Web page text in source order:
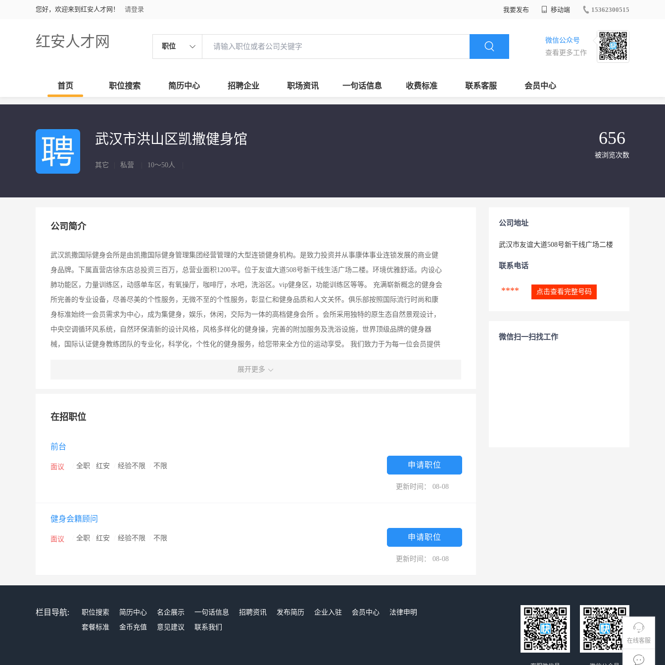
您好，欢迎来到红安人才网！ 请登录 我要发布 移动端 15362300515
红安人才网 职位
微信公众号
查看更多工作
首页 职位搜索 简历中心 招聘企业 职场资讯 一句话信息 收费标准 联系客服 会员中心
在线客服
武汉市洪山区凯撒健身馆
其它 私营 10～50人
656
被浏览次数
公司简介
武汉凯撒国际健身会所是由凯撒国际健身管理集团经营管理的大型连锁健身机构。是致力投资并从事康体事业连锁发展的商业健
身品牌。下属直营店徐东店总投资三百万，总营业面积1200平。位于友谊大道508号新干线生活广场二楼。环境优雅舒适。内设心
肺功能区，力量训练区，动感单车区，有氧操厅，咖啡厅，水吧，洗浴区。vip健身区，功能训练区等等。 充满崭新概念的健身会
所完善的专业设备，尽善尽美的个性服务，无微不至的个性服务，彰显仁和健身品质和人文关怀。俱乐部按照国际流行时尚和康
身标准始终一会员需求为中心，成为集健身，娱乐，休闲，交际为一体的高档健身会所 。会所采用独特的原生态自然景观设计，
中央空调循环风系统，自然环保清新的设计风格，风格多样化的健身操，完善的附加服务及洗浴设施，世界顶级品牌的健身器
械，国际认证健身教练团队的专业化，科学化，个性化的健身服务，给您带来全方位的运动享受。 我们致力于为每一位会员提供
谐的健身坏境。凯撒健身自成立以来持续发展，吸引了大量的客户和投资者的目光，正在成为领先的连锁健身俱乐部。
展开更多
在招职位
前台
面议 全职 红安 经验不限 不限 申请职位
更新时间： 08-08
健身会籍顾问
面议 全职 红安 经验不限 不限 申请职位
更新时间： 08-08
公司地址
武汉市友谊大道508号新干线广场二楼
联系电话
**** 点击查看完整号码
微信扫一扫找工作
栏目导航: 职位搜索 简历中心 名企展示 一句话信息 招聘资讯 发布简历 企业入驻 会员中心
法律申明
套餐标准
金币充值 意见建议 联系我们